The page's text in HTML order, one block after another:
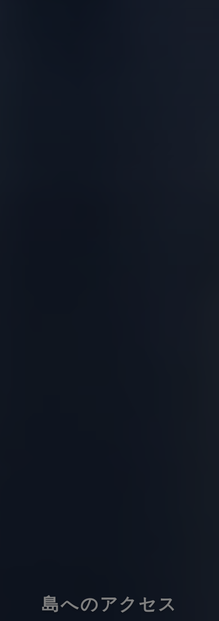
島へのアクセス